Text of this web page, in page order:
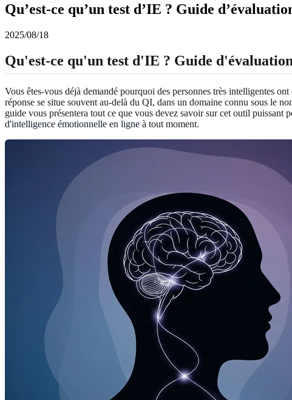
Qu’est-ce qu’un test d’IE ? Guide
2025/08/18
Qu'est-ce qu'un test d'IE ? Guide
Vous êtes-vous déjà demandé pourquoi des personnes très intelligentes
réponse se situe souvent au-delà du QI, dans un domaine connu sous le
guide vous présentera tout ce que vous devez savoir sur cet outil
d'intelligence émotionnelle en ligne à tout moment.